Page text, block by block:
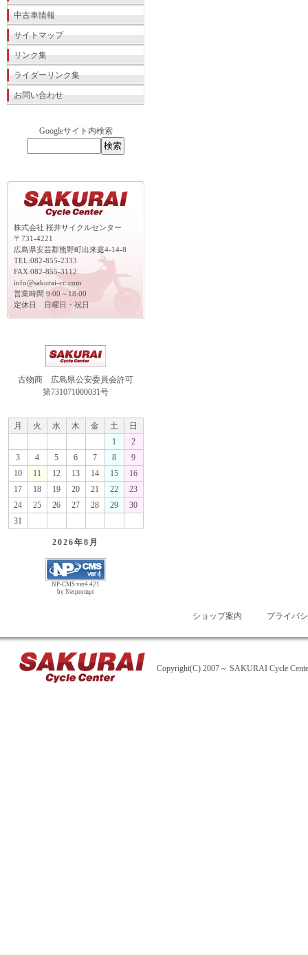
中古車情報
サイトマップ
リンク集
ライダーリンク集
お問い合わせ
Googleサイト内検索
株式会社 桜井サイクルセンター
〒731-4221
広島県安芸郡熊野町出来庭4-14-8
TEL:082-855-2333
FAX:082-855-3112
info@sakurai-cc.com
営業時間 9:00～18:00
定休日 日曜日・祝日
古物商 広島県公安委員会許可
第731071000031号
月 火 水 木 金 土
日
1
2
3
4 5 6 7 8
9
10
11 12 13 14 15
16
17
18 19 20 21 22
23
24
25 26 27 28 29
30
31
2026年8月
NP-CMS ver4.421
by Netprompt
ショップ案内 プライバ
Copyright(C) 2007～ SAKURAI Cycle